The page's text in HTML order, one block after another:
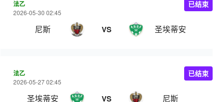
法乙
2026-05-30 02:45
尼斯 VS 圣埃蒂安
已结束
法乙
2026-05-27 02:45
圣埃蒂安 VS 尼斯
已结束